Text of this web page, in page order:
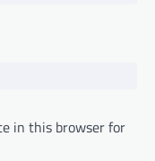
in this browser for